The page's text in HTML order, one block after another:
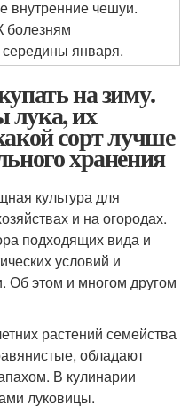
внутренние чешуи.
болезням
января.
на зиму.
их
сорт лучше
хранения
культура для
и на огородах.
подходящих вида и
условий и
Об этом и многом другом
растений семейства
обладают
В кулинарии
луковицы.